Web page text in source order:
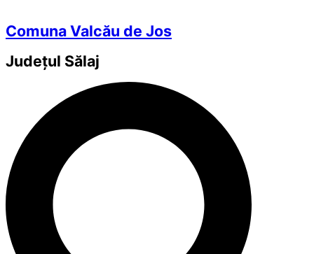
Comuna Valcău de Jos
Județul Sălaj